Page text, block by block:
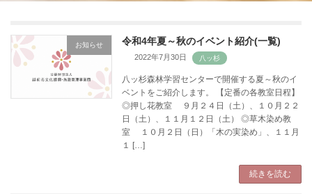
お知らせ 令和4年夏～秋のイベント紹介(一覧)
2022年7月30日
八ッ杉森林学習センターで開催する夏～秋のイ
ベントをご紹介します。 【定番の各教室日程】
◎押し花教室 ９月２４日（土）、１０月２２
日（土）、１１月１２日（土） ◎草木染め教
室 １０月２日（日）「木の実染め」、１１月
１ […]
続きを読む